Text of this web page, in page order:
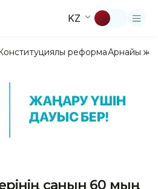
KZ
реформаАрнайы
санын 60 мың